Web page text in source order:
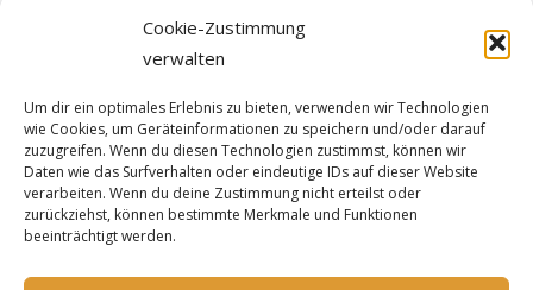
Cookie-Zustimmung
verwalten
Um dir ein optimales Erlebnis zu bieten, verwenden wir Technologien
wie Cookies, um Geräteinformationen zu speichern und/oder darauf
zuzugreifen. Wenn du diesen Technologien zustimmst, können wir
Daten wie das Surfverhalten oder eindeutige IDs auf dieser Website
verarbeiten. Wenn du deine Zustimmung nicht erteilst oder
zurückziehst, können bestimmte Merkmale und Funktionen
beeinträchtigt werden.
Informationen
Sitemap